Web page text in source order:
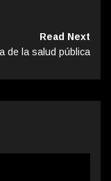
Read Next
de la salud pública